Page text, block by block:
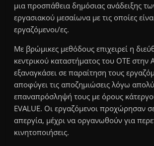
μια προσπάθεια δημόσιας ανάδειξης
εργασιακού μεσαίωνα με τις οποίες
εργαζόμενοι/ες.
Με βρώμικες μεθόδους επιχειρεί η
κεντρικού καταστήματος του ΟΤΕ στην
εξαναγκάσει σε παραίτηση τους
αποφύγει τις αποζημιώσεις λόγω
επαναπρόσληψή τους με όρους
EVALUE. Οι εργαζόμενοι προχώρησαν
απεργία, μέχρι να οργανωθούν για
κινητοποιήσεις.